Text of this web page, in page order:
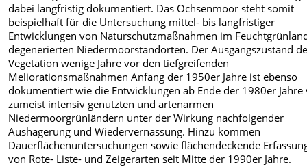
dabei langfristig dokumentiert. Das Ochsenmoor steht somit
beispielhaft für die Untersuchung mittel- bis langfristiger
Entwicklungen von Naturschutzmaßnahmen im
degenerierten Niedermoorstandorten. Der Ausgangszustand
Vegetation wenige Jahre vor den tiefgreifenden
Meliorationsmaßnahmen Anfang der 1950er Jahre ist ebenso
dokumentiert wie die Entwicklungen ab Ende der 1980er Jahre
zumeist intensiv genutzten und artenarmen
Niedermoorgrünländern unter der Wirkung nachfolgender
Aushagerung und Wiedervernässung. Hinzu kommen
Dauerflächenuntersuchungen sowie flächendeckende
von Rote- Liste- und Zeigerarten seit Mitte der 1990er Jahre.